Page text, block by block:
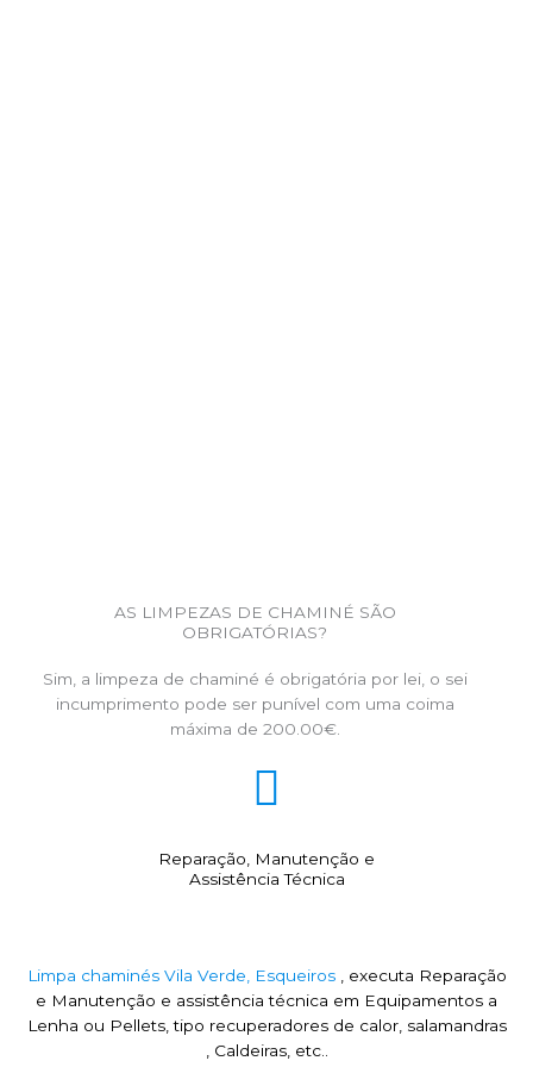
AS LIMPEZAS DE CHAMINÉ SÃO
OBRIGATÓRIAS?
Sim, a limpeza de chaminé é obrigatória por lei, o sei
incumprimento pode ser punível com uma coima
máxima de 200.00€.
Reparação, Manutenção e
Assistência Técnica
Limpa chaminés Vila Verde, Esqueiros , executa Reparação
e Manutenção e assistência técnica em Equipamentos a
Lenha ou Pellets, tipo recuperadores de calor, salamandras
, Caldeiras, etc..